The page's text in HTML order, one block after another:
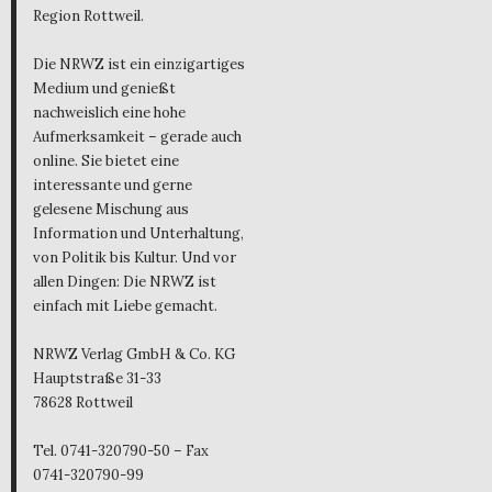
Region Rottweil.
Die NRWZ ist ein einzigartiges
Medium und genießt
nachweislich eine hohe
Aufmerksamkeit – gerade auch
online. Sie bietet eine
interessante und gerne
gelesene Mischung aus
Information und Unterhaltung,
von Politik bis Kultur. Und vor
allen Dingen: Die NRWZ ist
einfach mit Liebe gemacht.
NRWZ Verlag GmbH & Co. KG
Hauptstraße 31-33
78628 Rottweil
Tel. 0741-320790-50 – Fax
0741-320790-99